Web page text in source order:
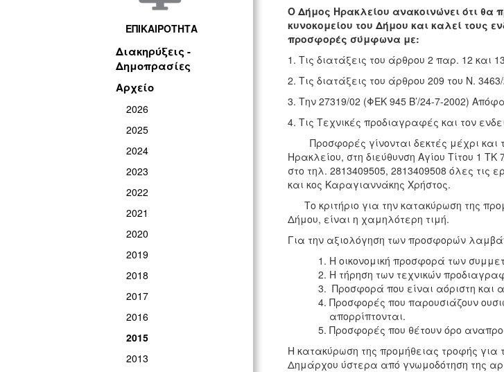
ΕΠΙΚΑΙΡΟΤΗΤΑ
Διακηρύξεις -
Δημοπρασίες
Αρχείο
2026
2025
2024
2023
2022
2021
2020
2019
2018
2017
2016
2015
2013
Ο Δήμος Ηρακλείου ανακοινώνει ότι θα
κυνοκομείου του Δήμου και καλεί τους
προσφορές σύμφωνα με:
1. Τις διατάξεις του άρθρου 2 παρ. 12 και
2. Τις διατάξεις του άρθρου 209 του Ν.
3. Την 27319/02 (ΦΕΚ 945 Β’/24-7-2002)
4. Τις Τεχνικές προδιαγραφές και τον
Προσφορές γίνονται δεκτές μέχρι και
Ηρακλείου, στη διεύθυνση Αγίου Τίτου 1
στο τηλ. 2813409505, 2813409508 όλες τις
και κος Καραγιαννάκης Χρήστος.
Το κριτήριο για την κατακύρωση της
Δήμου, είναι η χαμηλότερη τιμή.
Για την αξιολόγηση των προσφορών
Η οικονομική προσφορά των
Η τήρηση των τεχνικών
Προσφορά που είναι αόριστη και
Προσφορές που παρουσιάζουν
απορρίπτονται.
Προσφορές που θέτουν όρο
Η κατακύρωση της προμήθειας τροφής
Δημάρχου ύστερα από γνωμοδότηση της